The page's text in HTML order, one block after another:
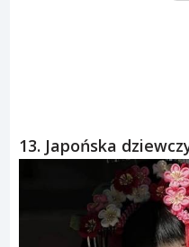
13. Japońska